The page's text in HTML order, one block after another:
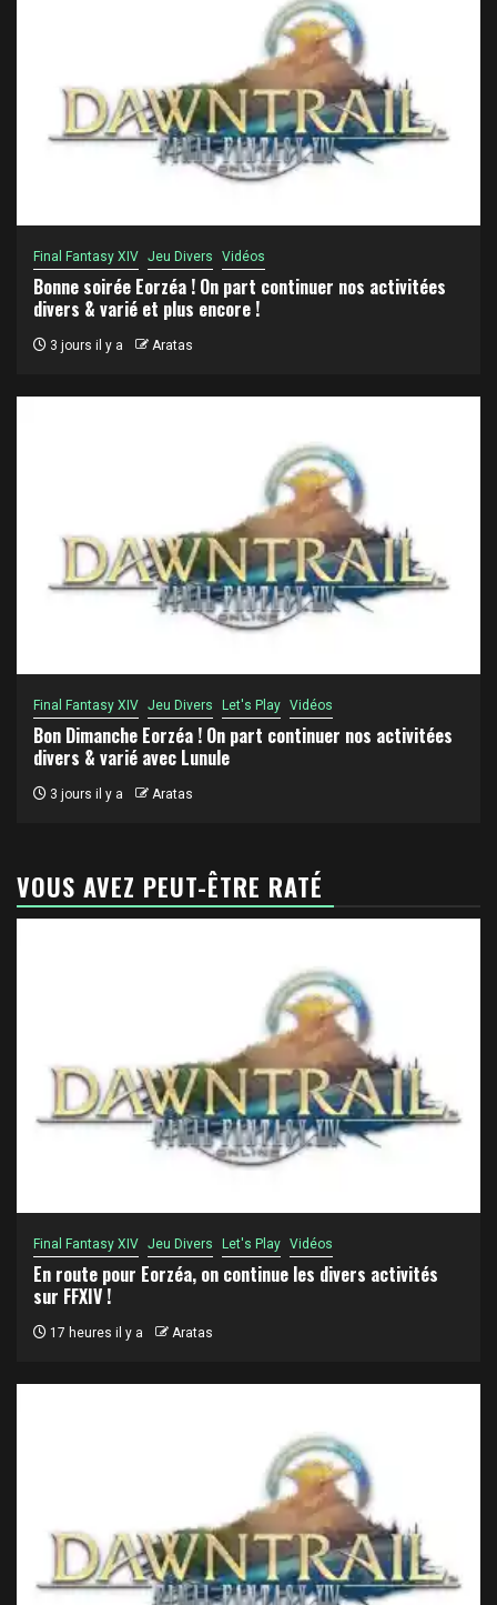
Final Fantasy XIV Jeu Divers Vidéos
Bonne soirée Eorzéa ! On part continuer nos activitées
divers & varié et plus encore !
3 jours il y a Aratas
Final Fantasy XIV Jeu Divers Let's Play Vidéos
Bon Dimanche Eorzéa ! On part continuer nos activitées
divers & varié avec Lunule
3 jours il y a Aratas
VOUS AVEZ PEUT-ÊTRE RATÉ
Final Fantasy XIV Jeu Divers Let's Play Vidéos
En route pour Eorzéa, on continue les divers activités
sur FFXIV !
17 heures il y a Aratas